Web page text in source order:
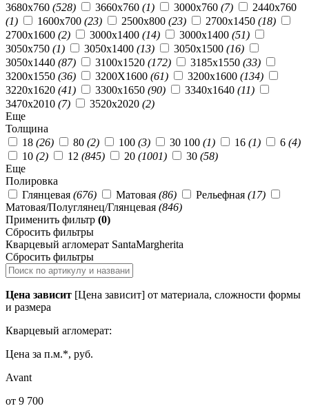
3680х760 (528) 3660x760 (1) 3000x760 (7)
2440x760
(1)
1600х700 (23) 2500х800 (23) 2700x1450 (18)
2700х1600 (2) 3000х1400 (14) 3000x1400 (51)
3050х750 (1) 3050х1400 (13) 3050х1500 (16)
3050х1440 (87) 3100х1520 (172) 3185х1550 (33)
3200х1550 (36) 3200X1600 (61) 3200х1600 (134)
3220х1620 (41) 3300х1650 (90) 3340х1640 (11)
3470х2010 (7) 3520х2020 (2)
Еще
Толщина
18 (26) 80 (2) 100 (3) 30 100 (1) 16 (1) 6 (4)
10 (2) 12 (845) 20 (1001) 30 (58)
Еще
Полировка
Глянцевая (676) Матовая (86) Рельефная (17)
Матовая/Полуглянец/Глянцевая (846)
Применить фильтр (0)
Сбросить фильтры
Кварцевый агломерат SantaMargherita
Сбросить фильтры
Цена зависит [Цена зависит] от материала, сложности формы
и размера
Кварцевый агломерат:
Цена за п.м.*, руб.
Avant
от 9 700